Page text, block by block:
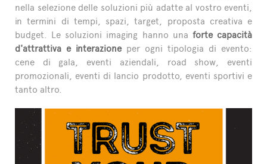
nella selezione delle soluzioni più adatte al vostro eventi,
in termini di tempi, spazi, target, proposta creativa e
budget. Le soluzioni imaging hanno una forte capacità
d'attrattiva e interazione per ogni tipologia di evento:
cene di gala, eventi aziendali, road show, eventi
promozionali, eventi di lancio prodotto, eventi sportivi e
tanto altro.